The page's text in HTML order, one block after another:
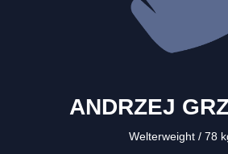
ANDRZEJ
Welterweight 78